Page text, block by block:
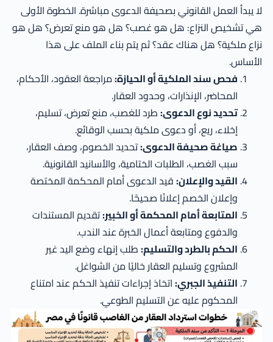
لا يبدأ العمل القانوني بصحيفة الدعوى مباشرة. الخطوة الأولى
هي تشخيص النزاع: هل هو غصب؟ هل هو منع تعرض؟ هل هو
نزاع ملكية؟ هل هناك عقد؟ ثم يتم بناء الملف على هذا
الأساس.
فحص سند الملكية أو الحيازة:مراجعة العقود، الأحكام،
المحاضر، الإنذارات، وحدود العقار.
تحديد نوع الدعوى:طرد للغصب، منع تعرض، تسليم،
إخلاء، ريع، أو دعوى ملكية بحسب الوقائع.
صياغة صحيفة الدعوى:تحديد الخصوم، وصف العقار،
سبب الغصب، الطلبات الختامية، والأسانيد القانونية.
القيد والإعلان:قيد الدعوى أمام المحكمة المختصة
وإعلان الخصم إعلانًا صحيحًا.
المتابعة أمام المحكمة أو الخبير:تقديم المستندات
والدفوع ومتابعة أعمال الخبرة عند الندب.
الحكم بالطرد والتسليم:طلب إنهاء وضع اليد غير
المشروع وتسليم العقار خاليًا من الشواغل.
التنفيذ الجبري:اتخاذ إجراءات تنفيذ الحكم عند امتناع
المحكوم عليه عن التسليم الطوعي.